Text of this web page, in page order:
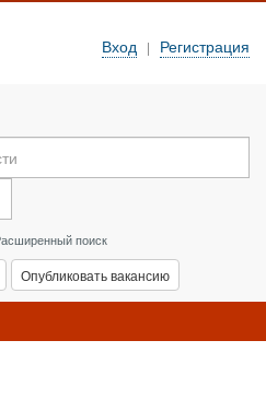
Вход | Регистрация
поиск
Опубликовать вакансию